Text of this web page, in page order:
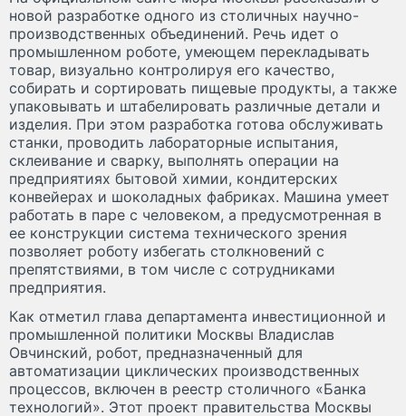
новой разработке одного из столичных научно-
производственных объединений. Речь идет о
промышленном роботе, умеющем перекладывать
товар, визуально контролируя его качество,
собирать и сортировать пищевые продукты, а также
упаковывать и штабелировать различные детали и
изделия. При этом разработка готова обслуживать
станки, проводить лабораторные испытания,
склеивание и сварку, выполнять операции на
предприятиях бытовой химии, кондитерских
конвейерах и шоколадных фабриках. Машина умеет
работать в паре с человеком, а предусмотренная в
ее конструкции система технического зрения
позволяет роботу избегать столкновений с
препятствиями, в том числе с сотрудниками
предприятия.
Как отметил глава департамента инвестиционной и
промышленной политики Москвы Владислав
Овчинский, робот, предназначенный для
автоматизации циклических производственных
процессов, включен в реестр столичного «Банка
технологий». Этот проект правительства Москвы